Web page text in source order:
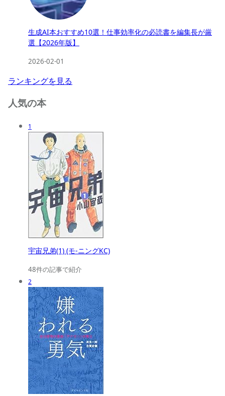
生成AI本おすすめ10選！仕事効率化の必読書を編集長が厳
選【2026年版】
2026-02-01
ランキングを見る
人気の本
1
宇宙兄弟(1) (モ-ニングKC)
48件の記事で紹介
2